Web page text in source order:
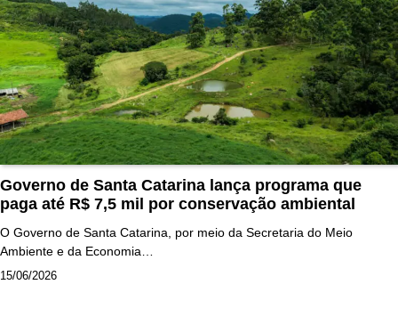
Governo de Santa Catarina lança programa que
paga até R$ 7,5 mil por conservação ambiental
O Governo de Santa Catarina, por meio da Secretaria do Meio
Ambiente e da Economia…
15/06/2026